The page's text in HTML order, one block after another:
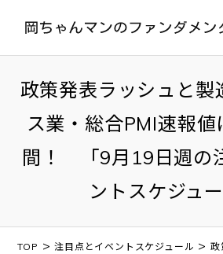
政策発表ラッシュと製
ス業・総合PMI速報値
間！ 「9月19日週の
ントスケジュー
TOP >注目点とイベントスケジュール > 政